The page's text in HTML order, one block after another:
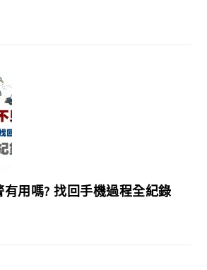
用嗎? 找回手機過程全紀錄